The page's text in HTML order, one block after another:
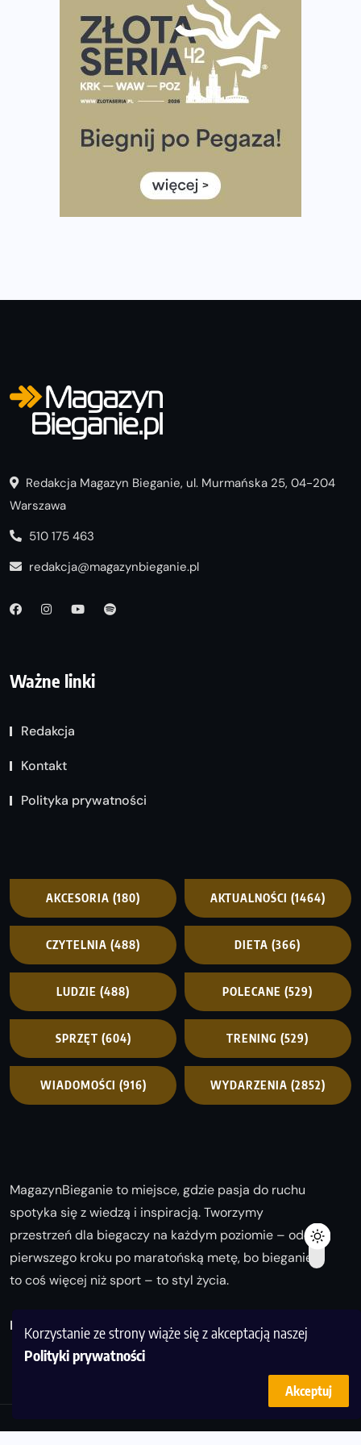
Korzystanie ze strony wiąże się z akceptacją naszej
Polityki prywatności
Akceptuj
Rozbiegany Olsztyn szykuje się na weekend z
półmaratonem
Już w tę sobotę 35. Bieg Powstania Warszawskiego.
Wystartuje rekordowa liczba uczestników
35. Bieg Powstania Warszawskiego – praktyczny
Ile razy w tygodniu biegać? 3 treningi wystarczą? Jak
często biegać, żeby robić postępy
Już w ten weekend! Przed nami Nocny Portowy Maraton
i Półmaraton Szczeciński. Wszystko, co warto wiedzieć
Redakcja Magazyn Bieganie, ul. Murmańska 25, 04-204
Warszawa
510 175 463
redakcja@magazynbieganie.pl
Ważne linki
Redakcja
Kontakt
Polityka prywatności
AKCESORIA (180) AKTUALNOŚCI (1464)
CZYTELNIA (488) DIETA (366)
LUDZIE (488) POLECANE (529)
SPRZĘT (604) TRENING (529)
WIADOMOŚCI (916) WYDARZENIA (2852)
MagazynBieganie to miejsce, gdzie pasja do ruchu
spotyka się z wiedzą i inspiracją. Tworzymy
przestrzeń dla biegaczy na każdym poziomie – od
pierwszego kroku po maratońską metę, bo bieganie
to coś więcej niż sport – to styl życia.
Biegaj z nami i odkrywaj swoją najlepszą wersję!